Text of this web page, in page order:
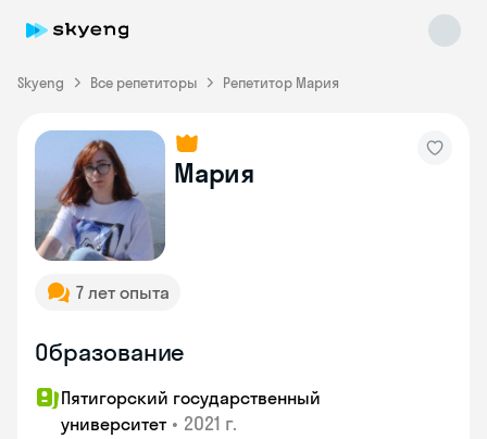
Skyeng Все репетиторы Репетитор Мария
Мария
7 лет опыта
Образование
Пятигорский государственный
университет • 2021 г.
Skyeng Chat
online